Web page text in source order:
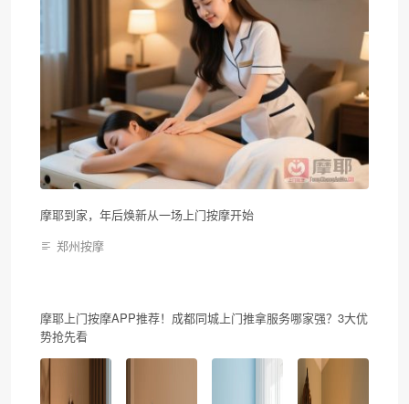
摩耶到家，年后焕新从一场上门按摩开始
郑州按摩
摩耶上门按摩APP推荐！成都同城上门推拿服务哪家强？3大优
势抢先看